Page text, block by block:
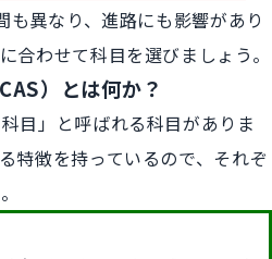
異なり、進路にも影響があり
合わせて科目を選びましょう。
）とは何か？
目」と呼ばれる科目がありま
特徴を持っているので、それぞ